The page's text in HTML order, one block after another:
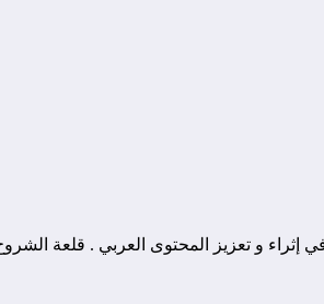
و من أهم أهدفها المساهمة في إثراء و تعزيز المحتوى